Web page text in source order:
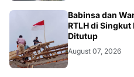
Babinsa dan
RTLH di
Ditutup
August 07, 2026